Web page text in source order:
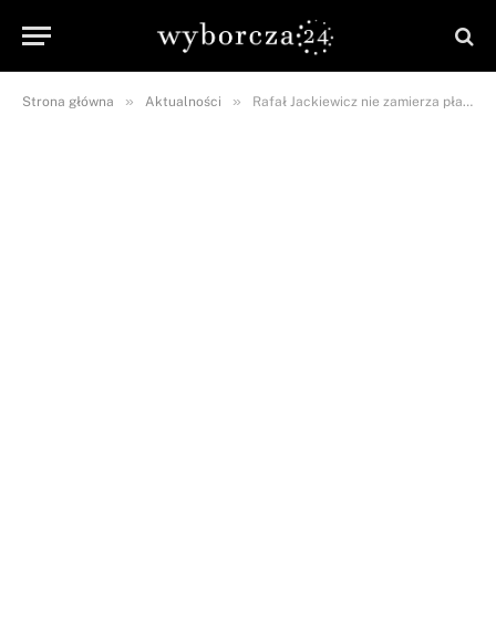
Strona główna » Aktualności » Rafał Jackiewicz nie zamierza płacić alimentów! Wszystko przez konflikt z…